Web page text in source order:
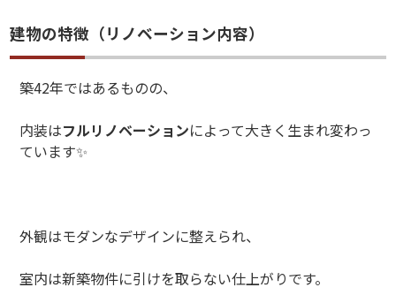
建物の特徴（リノベーション内容）
築42年ではあるものの、
内装はフルリノベーションによって大きく生まれ変わっ
ています✨
外観はモダンなデザインに整えられ、
室内は新築物件に引けを取らない仕上がりです。